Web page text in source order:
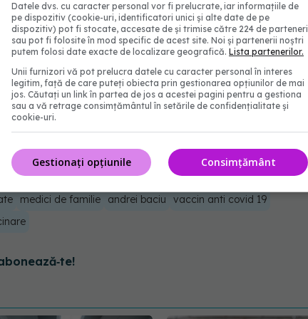
a anului 2021.
ce vom face cu el încă nu pot să vă răspund,
depăşesc capacitatea de stocare în România.
atât de REPEDE. Dr. Postolache: Mi-am pus un
medici de familie andrei baciu
vaccin anti covid 19
Datele dvs. cu caracter personal vor fi prelucrate, iar informațiile de
pe dispozitiv (cookie-uri, identificatori unici și alte date de pe
dispozitiv) pot fi stocate, accesate de și trimise către 224 de parteneri
sau pot fi folosite în mod specific de acest site. Noi și partenerii noștri
putem folosi date exacte de localizare geografică. Lista partenerilor.
Unii furnizori vă pot prelucra datele cu caracter personal în interes
legitim, față de care puteți obiecta prin gestionarea opțiunilor de mai
jos. Căutați un link în partea de jos a acestei pagini pentru a gestiona
sau a vă retrage consimțământul în setările de confidențialitate și
cookie-uri.
Consimțământ
Gestionați opțiunile